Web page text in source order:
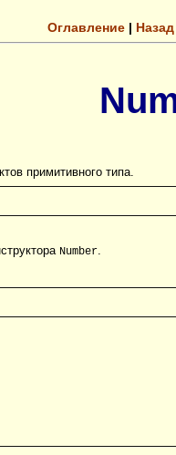
Оглавление| Назад
примитивного типа.
Number.